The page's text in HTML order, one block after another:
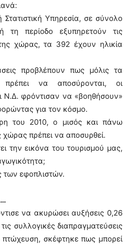
Υπηρεσία, σε σύνολο
περίοδο εξυπηρετούν τις
χώρας, τα 392 έχουν ηλικία
προβλέπουν πως μόλις τα
πρέπει να αποσύρονται, οι
Ν.Δ. φρόντισαν να «βοηθήσουν»
για τον κόσμο.
του 2010, ο μισός και πάνω
χώρας πρέπει να αποσυρθεί.
την εικόνα του τουρισμού μας,
των εφοπλιστών.
να ακυρώσει αυξήσεις 0,26
συλλογικές διαπραγματεύσεις
σκέφτηκε πως μπορεί